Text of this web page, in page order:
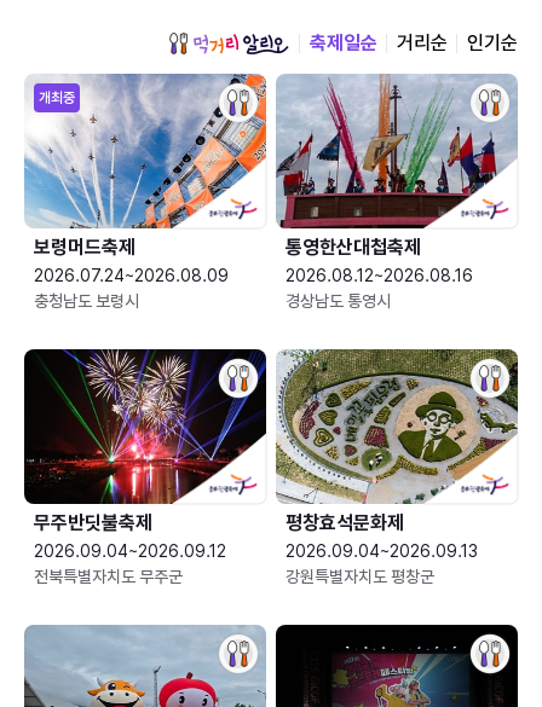
축제일순 거리순 인기순
개최중
보령머드축제
2026.07.24~2026.08.09
충청남도 보령시
통영한산대첩축제
2026.08.12~2026.08.16
경상남도 통영시
무주반딧불축제
2026.09.04~2026.09.12
전북특별자치도 무주군
평창효석문화제
2026.09.04~2026.09.13
강원특별자치도 평창군